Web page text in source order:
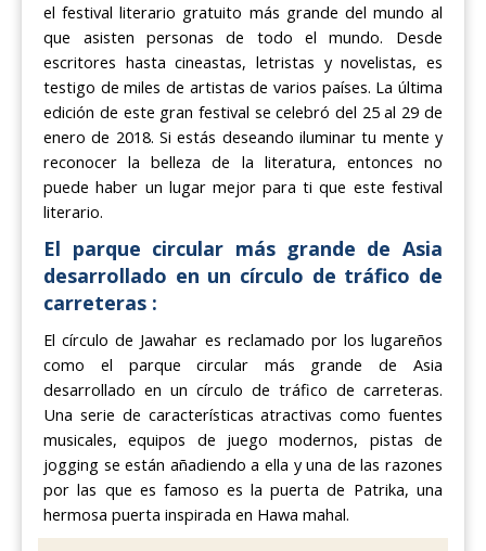
el festival literario gratuito más grande del mundo al
que asisten personas de todo el mundo. Desde
escritores hasta cineastas, letristas y novelistas, es
testigo de miles de artistas de varios países. La última
edición de este gran festival se celebró del 25 al 29 de
enero de 2018. Si estás deseando iluminar tu mente y
reconocer la belleza de la literatura, entonces no
puede haber un lugar mejor para ti que este festival
literario.
El parque circular más grande de Asia
desarrollado en un círculo de tráfico de
carreteras :
El círculo de Jawahar es reclamado por los lugareños
como el parque circular más grande de Asia
desarrollado en un círculo de tráfico de carreteras.
Una serie de características atractivas como fuentes
musicales, equipos de juego modernos, pistas de
jogging se están añadiendo a ella y una de las razones
por las que es famoso es la puerta de Patrika, una
hermosa puerta inspirada en Hawa mahal.